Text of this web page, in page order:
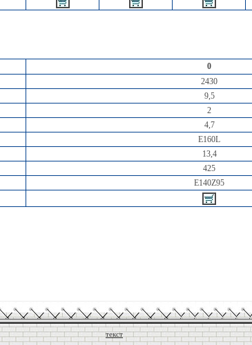
0
2430
9,5
2
4,7
E160L
13,4
425
E140Z95
текст